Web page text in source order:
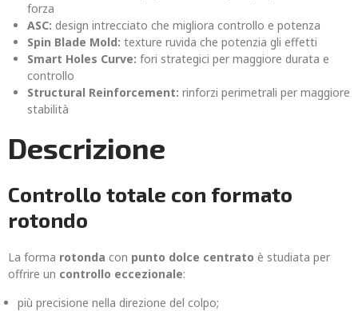
forza
ASC: design intrecciato che migliora controllo e potenza
Spin Blade Mold: texture ruvida che potenzia gli effetti
Smart Holes Curve: fori strategici per maggiore durata e
controllo
Structural Reinforcement: rinforzi perimetrali per maggiore
stabilità
Descrizione
Controllo totale con formato
rotondo
La forma rotonda con punto dolce centrato è studiata per
offrire un controllo eccezionale:
più precisione nella direzione del colpo;